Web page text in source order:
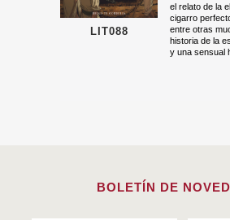
LIT088
el relato de la
cigarro
entre otras
historia de la
y una sensual
BOLETÍN DE